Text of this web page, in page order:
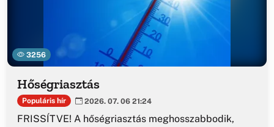
3256
Hőségriasztás
Populáris hír 2026. 07. 06 21:24
FRISSÍTVE! A hőségriasztás meghosszabbodik,